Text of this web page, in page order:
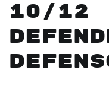
10/12